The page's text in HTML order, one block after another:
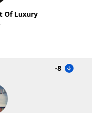
Of Luxury
-8